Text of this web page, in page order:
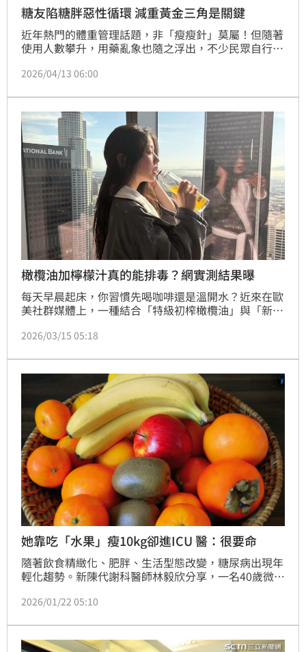
糖友陷糖胖惡性循環 減重黃金三角是關鍵
近年熱門的體重管理話題，非「瘦瘦針」莫屬！但隨著
使用人數攀升，用藥亂象也隨之浮出，不少民眾自行購
脹不適等症狀，引發用藥安全與健康危機。究竟瘦瘦針
2026/04/13 06:00
橄欖油加檸檬汁真的能排毒？網實測結果曝
每天早晨起床，你習慣先喝咖啡還是溫開水？近來在歐
美社群媒體上，一種結合「特級初榨橄欖油」與「新鮮
紛實測，宣稱連續飲用後不僅肌膚亮度提升、消化變順
態黃金」的排毒組合，究竟背後有什麼營養科學？
2026/03/15 05:18
她靠吃「水果」瘦10kg卻進ICU 醫：很要命
隨著飲食精緻化、肥胖、生活型態改變，糖尿病出現年
輕化趨勢。新陳代謝科醫師林毅欣分享，一名40歲微胖
功甩肉10公斤，但身體狀況卻急速惡化，就醫檢查發現
毒」，緊急送進加護病房。
2026/01/22 05:10